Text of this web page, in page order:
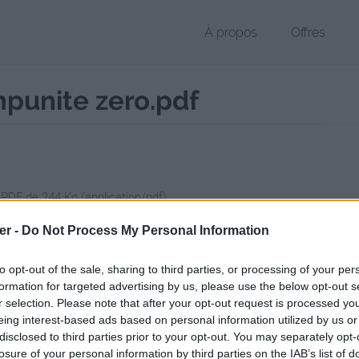
- Do Not Process My Personal Information
opt-out of the sale, sharing to third parties, or processing of your
for targeted advertising by us, please use the below opt-out
selection. Please note that after your opt-out request is processed
interest-based ads based on personal information utilized by us
to third parties prior to your opt-out. You may separately
of your personal information by third parties on the IAB’s list of
À propos Offres
zero.pdf
de 244 Ko (application/pdf)
page de téléchargement a été vue 1251 fois depuis l'envoi du
fichier.fr/2013/02/27/contre-rapport-dlr-limpunite-zero/
_limpunite_zero.pdf